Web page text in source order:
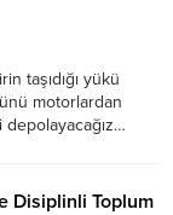
içinde kalan
taşıdığı yükü
motorlardan
Disiplinli Toplum